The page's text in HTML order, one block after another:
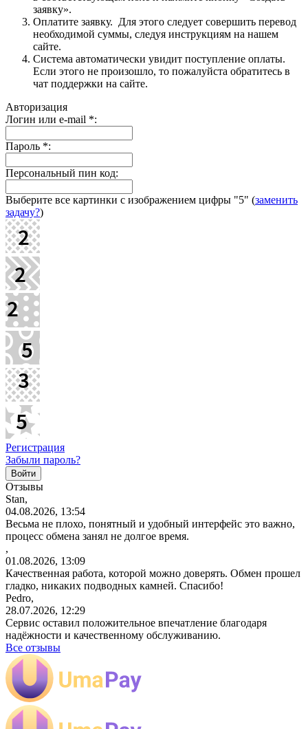
заявку».
Оплатите заявку. Для этого следует совершить перевод
необходимой суммы, следуя инструкциям на нашем
сайте.
Система автоматически увидит поступление оплаты.
Если этого не произошло, то пожалуйста обратитесь в
чат поддержки на сайте.
Авторизация
Логин или e-mail *:
Пароль *:
Персональный пин код:
Выберите все картинки с изображением цифры "5" (заменить
задачу?)
Регистрация
Забыли пароль?
Отзывы
Stan,
04.08.2026, 13:54
Весьма не плохо, понятный и удобный интерфейс это важно,
процесс обмена занял не долгое время.
,
01.08.2026, 13:09
Качественная работа, которой можно доверять. Обмен прошел
гладко, никаких подводных камней. Спасибо!
Pedro,
28.07.2026, 12:29
Сервис оставил положительное впечатление благодаря
надёжности и качественному обслуживанию.
Все отзывы